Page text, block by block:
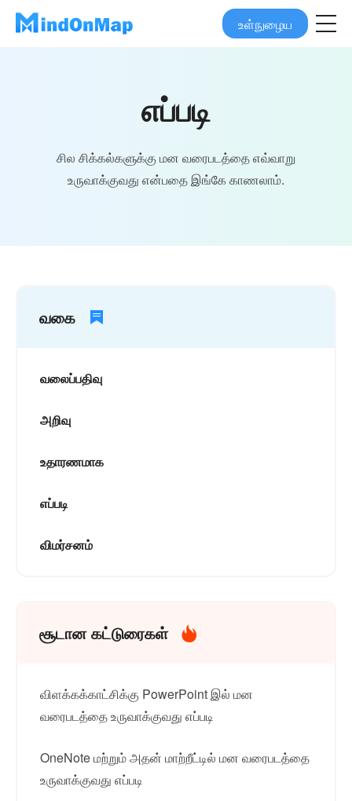
உள்நுழைய
எப்படி
சில சிக்கல்களுக்கு மன வரைபடத்தை எவ்வாறு
உருவாக்குவது என்பதை இங்கே காணலாம்.
வகை
வலைப்பதிவு
அறிவு
உதாரணமாக
எப்படி
விமர்சனம்
சூடான கட்டுரைகள்
விளக்கக்காட்சிக்கு PowerPoint இல் மன
வரைபடத்தை உருவாக்குவது எப்படி
OneNote மற்றும் அதன் மாற்றீட்டில் மன வரைபடத்தை
உருவாக்குவது எப்படி